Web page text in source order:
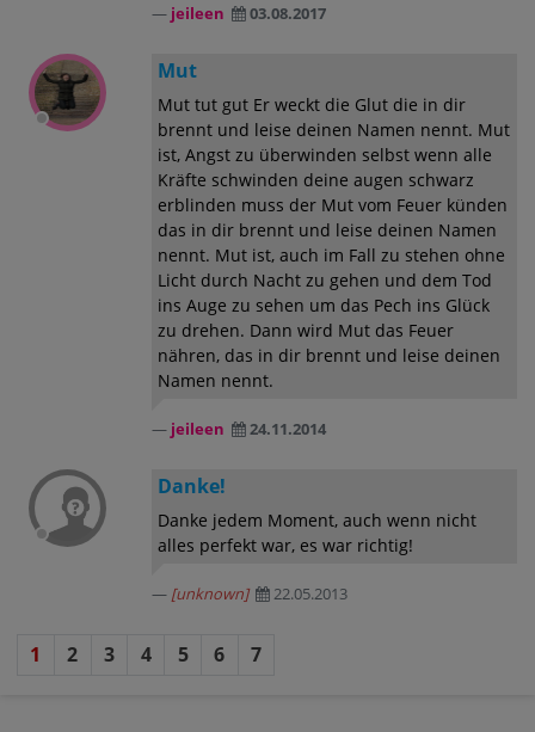
jeileen 03.08.2017
Mut
Mut tut gut Er weckt die Glut die in dir
brennt und leise deinen Namen nennt. Mut
ist, Angst zu überwinden selbst wenn alle
Kräfte schwinden deine augen schwarz
erblinden muss der Mut vom Feuer künden
das in dir brennt und leise deinen Namen
nennt. Mut ist, auch im Fall zu stehen ohne
Licht durch Nacht zu gehen und dem Tod
ins Auge zu sehen um das Pech ins Glück
zu drehen. Dann wird Mut das Feuer
nähren, das in dir brennt und leise deinen
Namen nennt.
jeileen 24.11.2014
Danke!
Danke jedem Moment, auch wenn nicht
alles perfekt war, es war richtig!
[unknown] 22.05.2013
1 2 3 4 5 6 7